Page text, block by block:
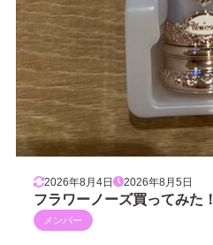
2026年8月4日 2026年8月5日
フラワーノーズ買ってみた！
メンバー